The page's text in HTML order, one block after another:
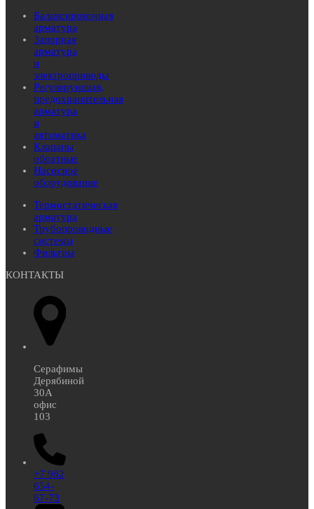
Балансировочная
арматура
Запорная
арматура
и
электроприводы
Регулирующая,
предохранительная
арматура
и
автоматика
Клапаны
обратные
Насосное
оборудование
Термостатическая
арматура
Трубопроводные
системы
Фильтры
КОНТАКТЫ
Серафимы
Дерябиной
30А
офис
103
+7 982
654-
67-73